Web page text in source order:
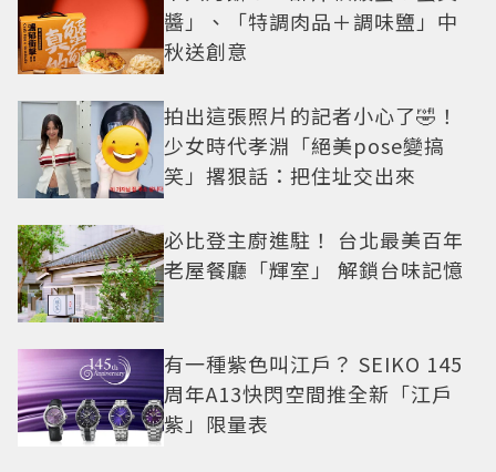
醬」、「特調肉品＋調味鹽」中
秋送創意
拍出這張照片的記者小心了🤣！
少女時代孝淵「絕美pose變搞
笑」撂狠話：把住址交出來
必比登主廚進駐！ 台北最美百年
老屋餐廳「輝室」 解鎖台味記憶
有一種紫色叫江戶？ SEIKO 145
周年A13快閃空間推全新「江戶
紫」限量表